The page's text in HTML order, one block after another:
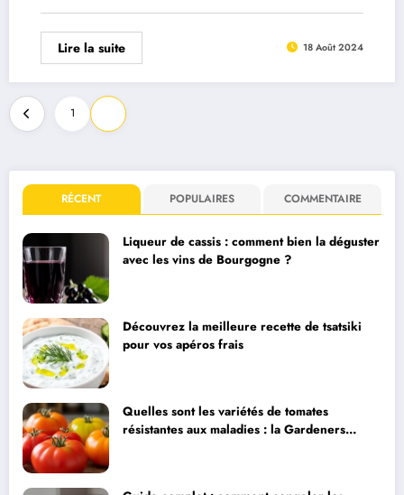
Lire la suite 18 Août 2024
Pagination
des
publications
1
RÉCENT POPULAIRES COMMENTAIRE
Liqueur de cassis : comment bien la déguster
avec les vins de Bourgogne ?
Découvrez la meilleure recette de tsatsiki
pour vos apéros frais
Quelles sont les variétés de tomates
résistantes aux maladies : la Gardeners